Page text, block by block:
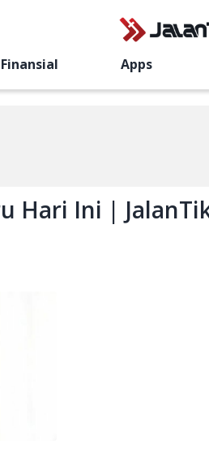
Finansial Apps
Hari Ini |